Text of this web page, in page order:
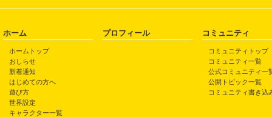
ホーム
ホームトップ
おしらせ
新着通知
はじめての方へ
遊び方
世界設定
キャラクター一覧
プロフィール コミュニティ
コミュニティトップ
コミュニティ一覧
公式コミュニティ一
公開トピック一覧
コミュニティ書き込